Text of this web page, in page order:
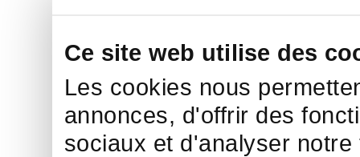
Ce site web utilise des
Les cookies nous
annonces, d'offrir des
sociaux et d'analyser